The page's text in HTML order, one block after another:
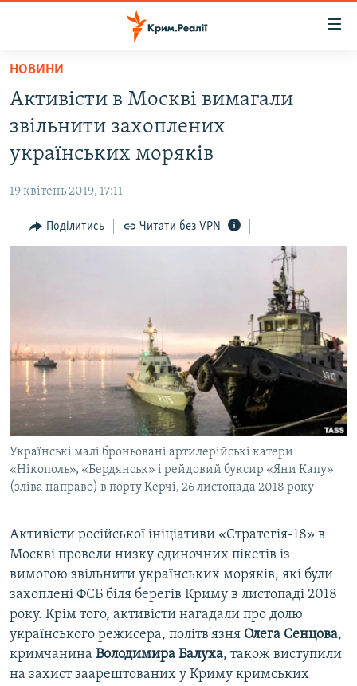
Перейти
основного
матеріалу
Перейти
до
основної
Перейти
до
ВІДЕО ТА ФОТО
БЛОГИ
ПОГЛЯД
ДЕПОРТАЦІЯ
ВІДЕОУРОКИ «ELIFBE»
СВІДЧЕННЯ ОКУПАЦІЇ
УКРАЇНСЬКА ПРОБЛЕМА КРИМУ
ІНФОГРАФІКА
ЯК ОБІЙТИ БЛОКУВАННЯ
Русский
Qırımtatar
ДОЛУЧАЙСЯ!
Усі сайти RFE/RL
НОВИНИ
Активісти в Москві вимагали
звільнити захоплених
українських моряків
19 квітень 2019, 17:11
Поділитись Читати без VPN
Українські малі броньовані артилерійські катери
«Нікополь», «Бердянськ» і рейдовий буксир «Яни Капу»
(зліва направо) в порту Керчі, 26 листопада 2018 року
Активісти російської ініціативи «Стратегія-18» в
Москві провели низку одиночних пікетів із
вимогою звільнити українських моряків, які були
захоплені ФСБ біля берегів Криму в листопаді 2018
року. Крім того, активісти нагадали про долю
українського режисера, політв'язня Олега Сенцова,
кримчанина Володимира Балуха, також виступили
на захист заарештованих у Криму кримських